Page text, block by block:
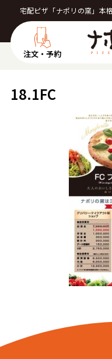
宅配ピザ「ナポリの窯」本
注文・予約
18.1FC